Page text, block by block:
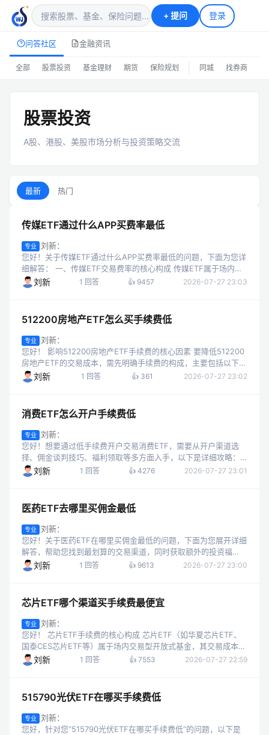
+提问 登录
问答社区 金融资讯
全部 股票投资 基金理财 期货 保险规划 同城 找券商
股票投资
A股、港股、美股市场分析与投资策略交流
最新 热门
传媒ETF通过什么APP买费率最低
专业
刘新：
您好！关于传媒ETF通过什么APP买费率最低的问题，下面为您详
细解答： 一、传媒ETF交易费率的核心构成 传媒ETF属于场内交
易型开放式指数基金（ETF），其交易成本主要由三部分组成，其
中仅佣金可通过...
刘新 1 回答 👍 9457 2026-07-27 23:03
512200房地产ETF怎么买手续费低
专业
刘新：
您好！ 影响512200房地产ETF手续费的核心因素 要降低512200
房地产ETF的交易成本，需先明确手续费的构成，主要包括以下两
点： 佣金率：这是ETF交易最主要的成本。目前市场上券商的
ETF佣金...
刘新 1 回答 👍 361 2026-07-27 23:02
消费ETF怎么开户手续费低
专业
刘新：
您好！想要通过低手续费开户交易消费ETF，需要从开户渠道选
择、佣金谈判技巧、福利领取等多方面入手，以下是详细攻略：
一、消费ETF交易手续费的构成 要降低消费ETF的交易成本，首
先需明确手续费的组成部...
刘新 1 回答 👍 4276 2026-07-27 23:01
医药ETF去哪里买佣金最低
专业
刘新：
您好！关于医药ETF在哪里买佣金最低的问题，下面为您展开详细
解答，帮助您找到最划算的交易渠道，同时获取额外的投资福
利。 一、医药ETF交易佣金的核心构成与默认水平 医药ETF属于
场内基金，其交易佣金的...
刘新 1 回答 👍 9613 2026-07-27 23:00
芯片ETF哪个渠道买手续费最便宜
专业
刘新：
您好！ 芯片ETF手续费的核心构成 芯片ETF（如华夏芯片ETF、
国泰CES芯片ETF等）属于场内交易型开放式基金，其交易成本主
要由两部分组成： 券商佣金：这是投资者可以主动优化的核心费
用，按成交金额...
刘新 1 回答 👍 7553 2026-07-27 22:59
515790光伏ETF在哪买手续费低
专业
刘新：
您好，针对您“515790光伏ETF在哪买手续费低”的问题，以下是